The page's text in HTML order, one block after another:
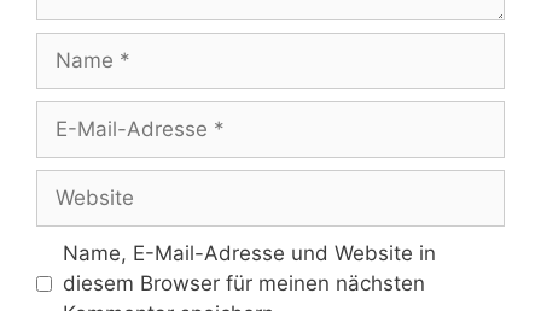
Name
Adresse
Website
Name, E-Mail-Adresse und Website in
diesem Browser für meinen nächsten